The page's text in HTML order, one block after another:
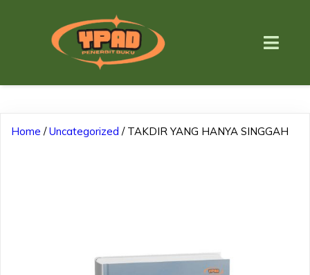
Home /Uncategorized / TAKDIR YANG HANYA SINGGAH